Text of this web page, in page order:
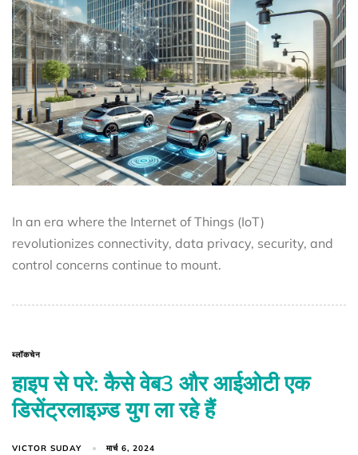
In an era where the Internet of Things (IoT)
revolutionizes connectivity, data privacy, security, and
control concerns continue to mount.
ब्लॉकचेन
हाइप से परे: कैसे वेब3 और आईओटी एक
डिसेंट्रलाइज़्ड युग ला रहे हैं
VICTOR SUDAY मार्च 6, 2024